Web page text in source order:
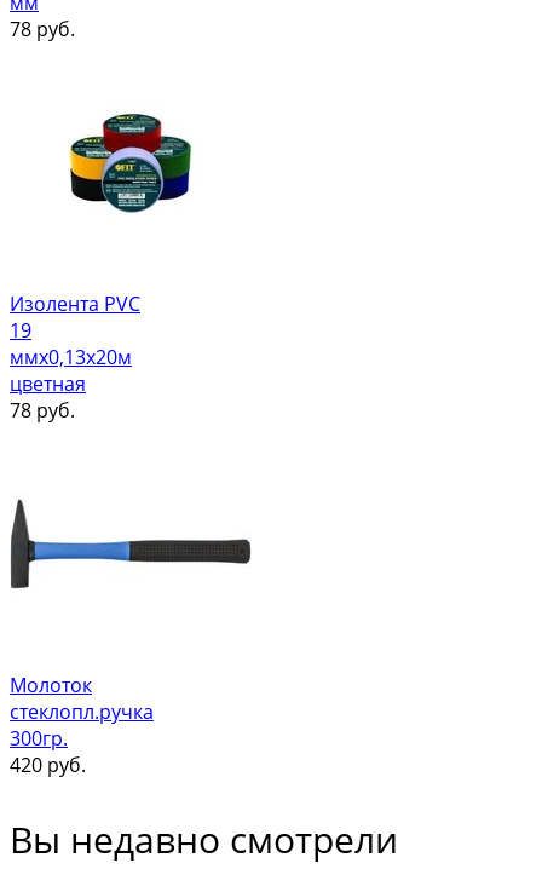
78 руб.
Изолента PVC
19
ммх0,13х20м
цветная
78 руб.
Молоток
стеклопл.ручка
300гр.
420 руб.
Вы недавно смотрели